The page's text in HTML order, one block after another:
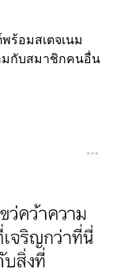
ร้อมสเตจเนม
มกับสมาชิกคนอื่น